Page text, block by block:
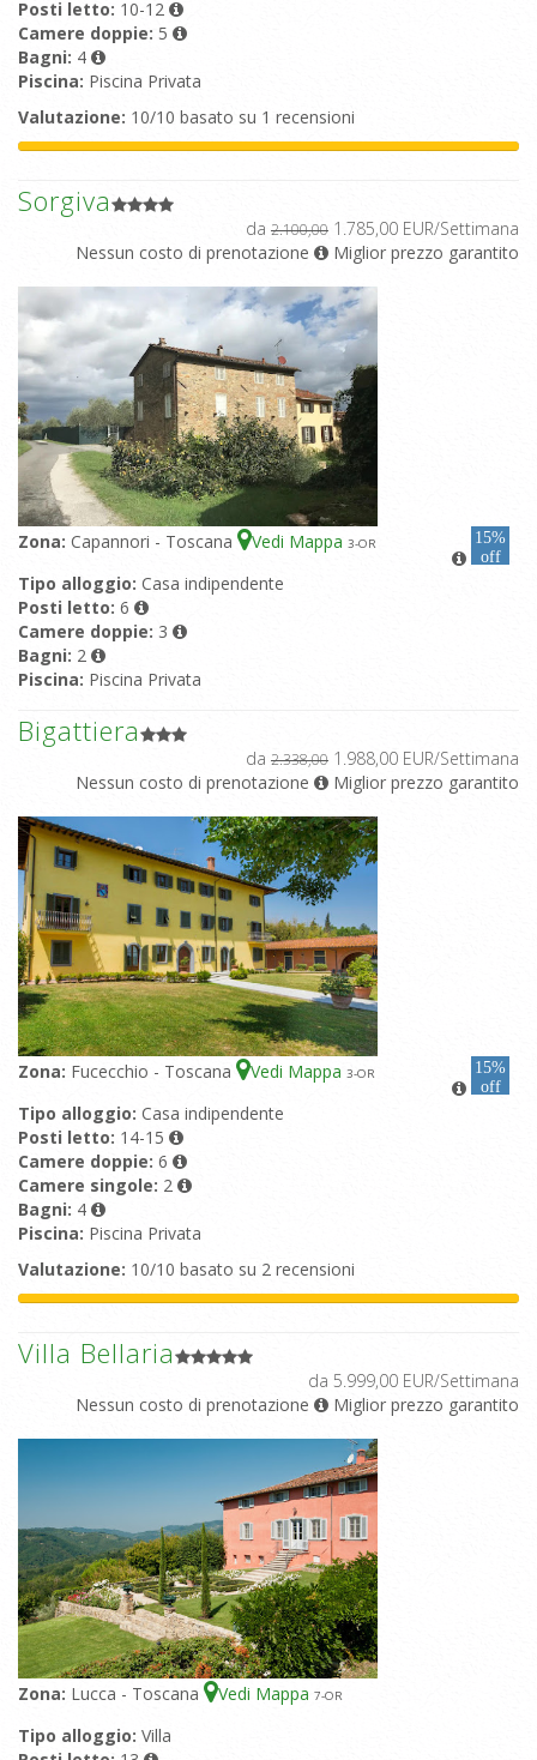
Posti letto: 10-12
Camere doppie: 5
Bagni: 4
Piscina: Piscina Privata
Valutazione: 10/10 basato su 1 recensioni
Sorgiva
da 2.100,00 1.785,00 EUR/Settimana
Nessun costo di prenotazione
Miglior prezzo garantito
Zona: Capannori - Toscana Vedi Mappa 3-OR
15%
off
Tipo alloggio: Casa indipendente
Posti letto: 6
Camere doppie: 3
Bagni: 2
Piscina: Piscina Privata
Bigattiera
da 2.338,00 1.988,00 EUR/Settimana
Nessun costo di prenotazione
Miglior prezzo garantito
Zona: Fucecchio - Toscana Vedi Mappa 3-OR
15%
off
Tipo alloggio: Casa indipendente
Posti letto: 14-15
Camere doppie: 6
Camere singole: 2
Bagni: 4
Piscina: Piscina Privata
Valutazione: 10/10 basato su 2 recensioni
Villa Bellaria
da 5.999,00 EUR/Settimana
Nessun costo di prenotazione
Miglior prezzo garantito
Zona: Lucca - Toscana Vedi Mappa 7-OR
Tipo alloggio: Villa